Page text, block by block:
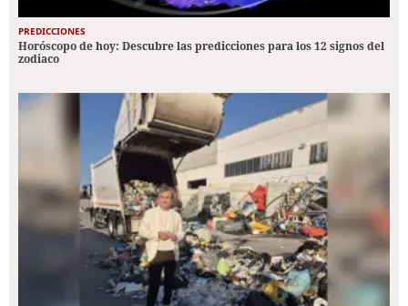
PREDICCIONES
Horóscopo de hoy: Descubre las predicciones para los 12 signos del
zodiaco